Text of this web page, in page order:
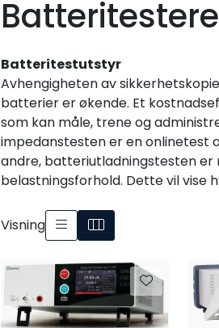
Batteritestere
Batteritestutstyr
Avhengigheten av
batterier er økende. Et
som kan måle, trene og
impedanstesten er en onlinetest
andre, batteriutladningstesten
belastningsforhold. Dette vil vise
Visning